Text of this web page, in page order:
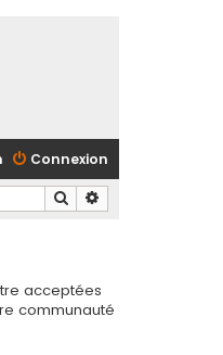
Connexion
Rechercher
acceptées
communauté